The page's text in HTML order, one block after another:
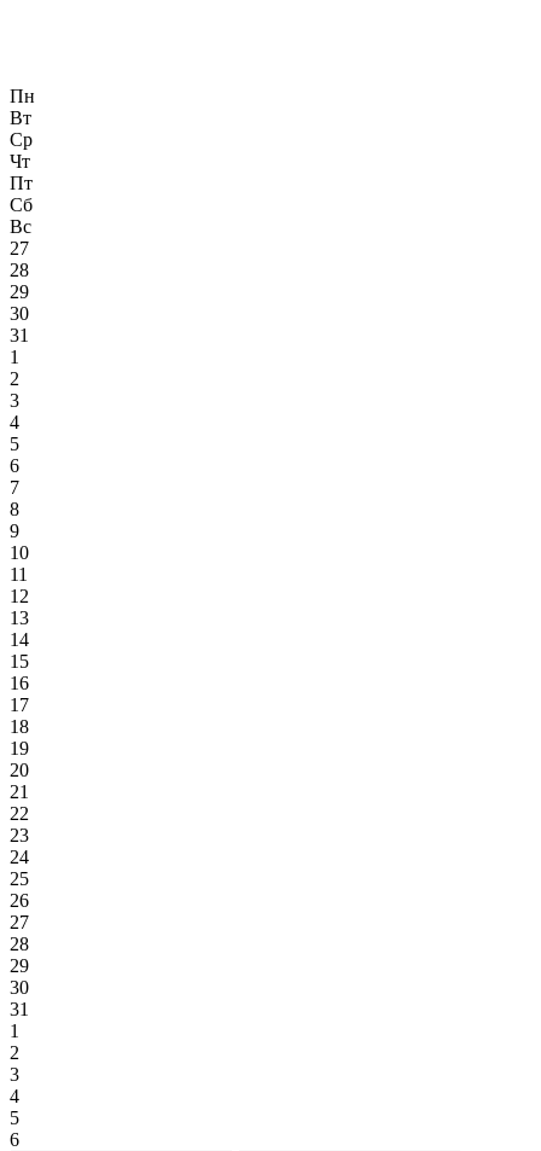
Пн
Вт
Ср
Чт
Пт
Сб
Вс
27
28
29
30
31
1
2
3
4
5
6
7
8
9
10
11
12
13
14
15
16
17
18
19
20
21
22
23
24
25
26
27
28
29
30
31
1
2
3
4
5
6